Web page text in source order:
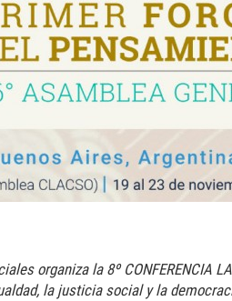
organiza la 8º CONFERENCIA
la justicia social y la